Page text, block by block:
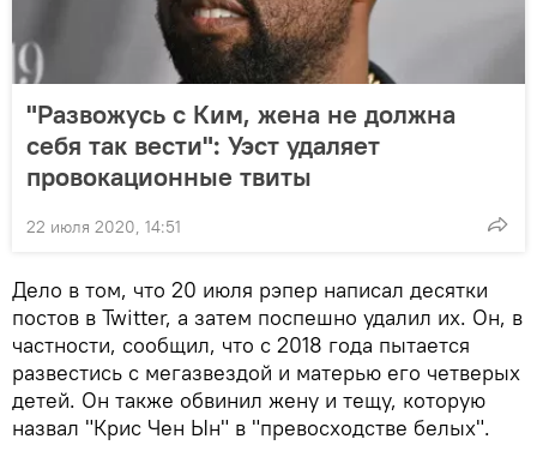
"Развожусь с Ким, жена не должна
себя так вести": Уэст удаляет
провокационные твиты
22 июля 2020, 14:51
Дело в том, что 20 июля рэпер написал десятки
постов в Twitter, а затем поспешно удалил их. Он, в
частности, сообщил, что с 2018 года пытается
развестись с мегазвездой и матерью его четверых
детей. Он также обвинил жену и тещу, которую
назвал "Крис Чен Ын" в "превосходстве белых".